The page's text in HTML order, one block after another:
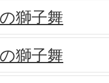
獅子舞
獅子舞